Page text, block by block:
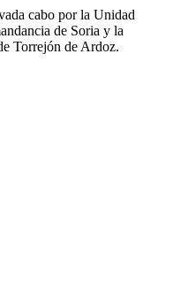
cabo por la Unidad
de Soria y la
Torrejón de Ardoz.